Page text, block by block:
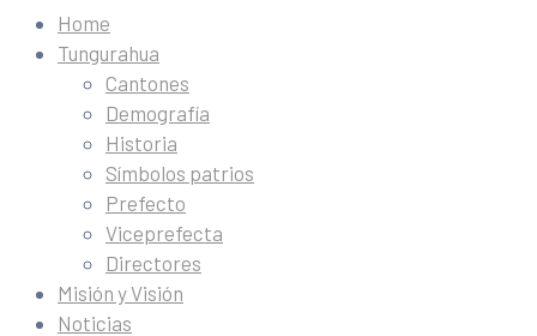
Home
Tungurahua
Cantones
Demografía
Historia
Símbolos patrios
Prefecto
Viceprefecta
Directores
Misión y Visión
Noticias